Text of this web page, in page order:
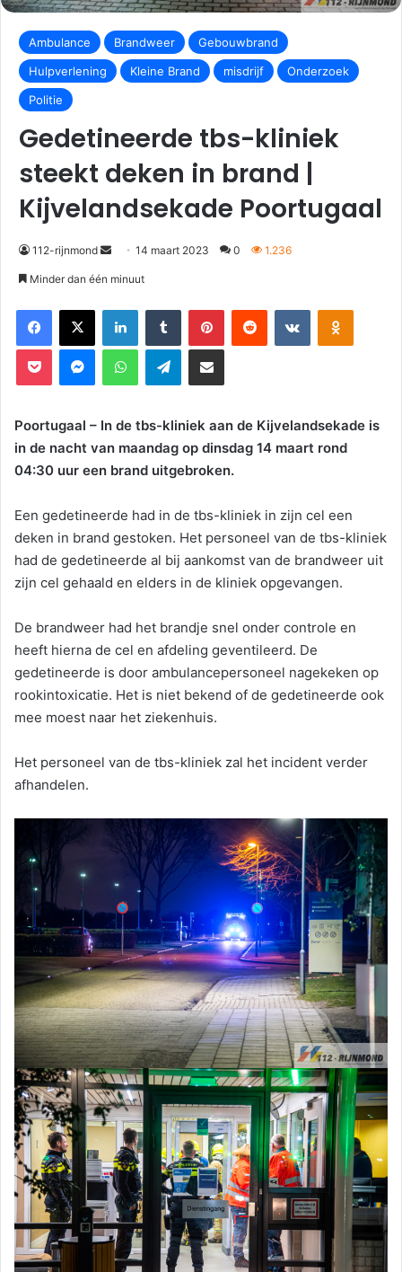
Ambulance Brandweer
Gebouwbrand
Hulpverlening
Kleine Brand misdrijf
Onderzoek
Politie
Gedetineerde tbs-kliniek
steekt deken in brand |
Kijvelandsekade Poortugaal
112-rijnmond 14 maart 2023 0 1.236
Minder dan één minuut
Facebook
X LinkedInTumblr PinterestReddit VKontakteOdnoklassniki
Pocket MessengerWhatsAppTelegramDeel via E-mail
Poortugaal – In de tbs-kliniek aan de Kijvelandsekade is
in de nacht van maandag op dinsdag 14 maart rond
04:30 uur een brand uitgebroken.
Een gedetineerde had in de tbs-kliniek in zijn cel een
deken in brand gestoken. Het personeel van de tbs-kliniek
had de gedetineerde al bij aankomst van de brandweer uit
zijn cel gehaald en elders in de kliniek opgevangen.
De brandweer had het brandje snel onder controle en
heeft hierna de cel en afdeling geventileerd. De
gedetineerde is door ambulancepersoneel nagekeken op
rookintoxicatie. Het is niet bekend of de gedetineerde ook
mee moest naar het ziekenhuis.
Het personeel van de tbs-kliniek zal het incident verder
afhandelen.